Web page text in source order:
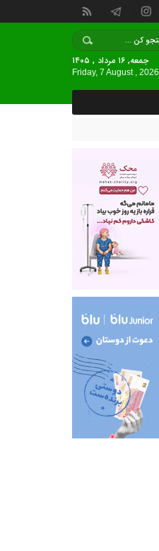
جمعه, ۱۶ مرداد , ۱۴۰۵
Friday, 7 August , 2026